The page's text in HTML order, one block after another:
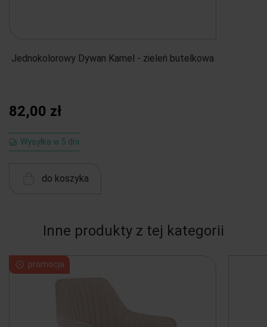
Jednokolorowy Dywan Kamel - zieleń butelkowa
82,00 zł
Wysyłka w 5 dni
do koszyka
Inne produkty z tej kategorii
promocja